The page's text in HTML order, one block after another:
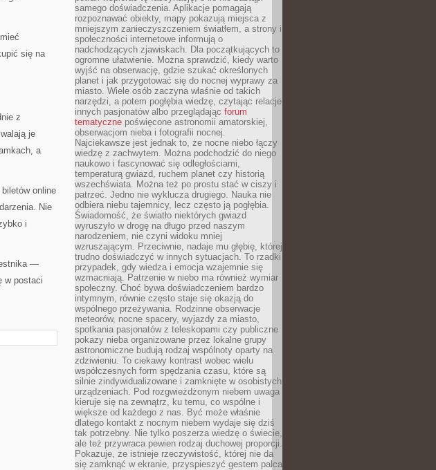
się na
z
je
a
online
Nie
i
—
w postaci
samego doświadczenia. Aplikacje pomagają
rozpoznawać obiekty, mapy pokazują miejsca z
mniejszym zanieczyszczeniem światłem, a strony i
społeczności internetowe informują o
nadchodzących zjawiskach. Dla początkujących to
ogromne ułatwienie. Można sprawdzić, kiedy warto
wyjść na obserwację, gdzie szukać określonych
planet i jak przygotować się do nocnej wyprawy za
miasto. Wiele osób zaczyna właśnie od takich
narzędzi, a potem pogłębia wiedzę, czytając relacje
innych pasjonatów albo przeglądając forum
tematyczne poświęcone astronomii amatorskiej,
obserwacjom nieba i fotografii nocnej.
Najciekawsze jest jednak to, że nocne niebo łączy
wiedzę z zachwytem. Można podchodzić do niego
naukowo i fascynować się odległościami,
temperaturą gwiazd, ruchem planet czy historią
wszechświata. Można też po prostu stać w ciszy i
patrzeć. Jedno nie wyklucza drugiego. Nauka nie
odbiera niebu tajemnicy, lecz często ją pogłębia.
Świadomość, że światło niektórych gwiazd
wyruszyło w drogę na długo przed naszym
narodzeniem, nie czyni widoku mniej
wzruszającym. Przeciwnie, nadaje mu głębię, której
trudno doświadczyć w innych sytuacjach. To rzadki
przypadek, gdy wiedza i emocja wzajemnie się
wzmacniają. Patrzenie w niebo ma również wymiar
społeczny. Choć bywa doświadczeniem bardzo
intymnym, równie często staje się okazją do
wspólnego przeżywania. Rodzinne obserwacje
meteorów, nocne spacery, wyjazdy za miasto,
spotkania pasjonatów z teleskopami czy publiczne
pokazy nieba organizowane przez lokalne grupy
astronomiczne budują rodzaj wspólnoty oparty na
zdziwieniu. To ciekawy kontrast wobec wielu
współczesnych form spędzania czasu, które są
silnie zindywidualizowane i zamknięte w osobistych
urządzeniach. Pod rozgwieżdżonym niebem uwaga
kieruje się na zewnątrz, ku temu, co wspólne i
większe od każdego z nas. Być może właśnie
dlatego kontakt z nocnym niebem wydaje się dziś
tak potrzebny. Nie tylko poszerza wiedzę o świecie,
ale też przywraca pewien rodzaj duchowej proporcji.
Pokazuje, że istnieje rzeczywistość, której nie da
się zamknąć w ekranie, przyspieszyć gestem palca